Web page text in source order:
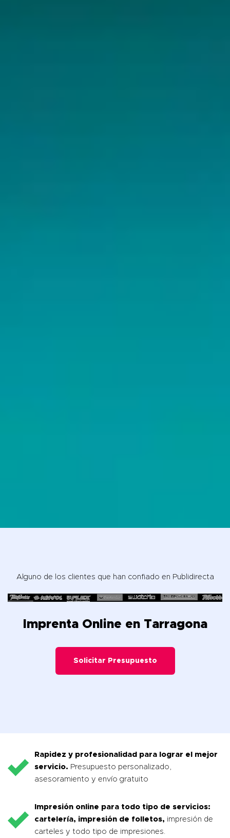
Alguno de los clientes que han confiado en Publidirecta
Imprenta Online en Tarragona
Solicitar Presupuesto
Rapidez y profesionalidad para lograr el mejor
servicio. Presupuesto personalizado,
asesoramiento y envío gratuito
Impresión online para todo tipo de servicios:
cartelería, impresión de folletos, impresión de
carteles y todo tipo de impresiones.